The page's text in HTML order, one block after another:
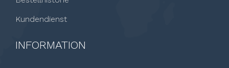
Kundendienst
INFORMATION